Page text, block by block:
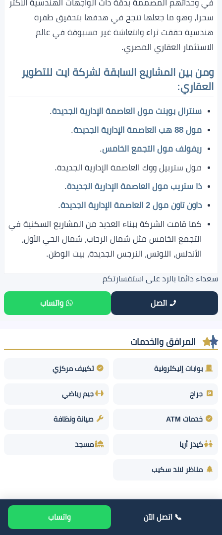
في وحداتهم المصممة بدقة ذات الواجهات الهندسية الأكثر
سحرا، وهو ما جعلها تنجح في هدفها بتحقيق طفرة
هندسية حققت ثراء وانتعاشة غير مسبوقة في عالم
الاستثمار العقاري المصري.
ومن بين المشاريع السابقة لشركة ايت للتطوير
العقاري:
سنترال بوينت مول العاصمة الإدارية الجديدة.
مول 88 هب العاصمة الإدارية الجديدة
.
ريفولف مول التجمع الخامس.
مول ستربيل ووك العاصمة الإدارية الجديدة.
ذا ستريب مول العاصمة الإدارية الجديدة.
داون تاون مول 2 العاصمة الإدارية الجديدة
.
كما قامت الشركة ببناء العديد من المشاريع السكنية في
التجمع الخامس مثل شمال الرحاب، شمال الحي الأول،
الأندلس، اللوتس، النرجس الجديدة، بيت الوطن.
سعداء دائما بالرد على استفسارتكم
اتصل واتساب
المرافق والخدمات
بوابات إليكترونية تكييف مركزي
جراج جيم رياضي
خدمات ATM صيانة ونظافة
كيدز أريا مسجد
مناظر لاند سكيب
احجز وحدتك دلوقتي واستفد بأفضل الأسعار
📞 اتصل الآن واتساب